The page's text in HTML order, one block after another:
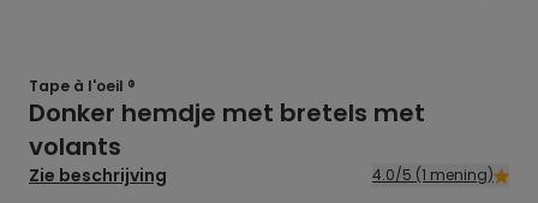
Tape à l'oeil ®
Donker hemdje met bretels met
volants
Zie beschrijving 4.0/5 (1 mening)